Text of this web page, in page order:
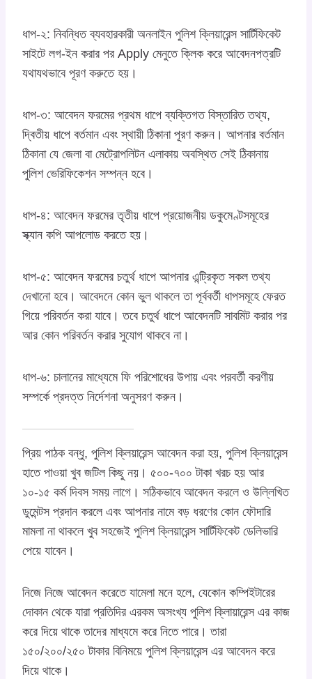
ধাপ-২: নিবন্ধিত ব্যবহারকারী অনলাইন পুলিশ ক্লিয়ারেন্স সার্টিফিকেট
সাইটে লগ-ইন করার পর Apply মেনুতে ক্লিক করে আবেদনপত্রটি
যথাযথভাবে পূরণ করুতে হয়।
ধাপ-৩: আবেদন ফরমের প্রথম ধাপে ব্যক্তিগত বিস্তারিত তথ্য,
দ্বিতীয় ধাপে বর্তমান এবং স্থায়ী ঠিকানা পূরণ করুন। আপনার বর্তমান
ঠিকানা যে জেলা বা মেট্রোপলিটন এলাকায় অবস্থিত সেই ঠিকানায়
পুলিশ ভেরিফিকেশন সম্পন্ন হবে।
ধাপ-৪: আবেদন ফরমের তৃতীয় ধাপে প্রয়োজনীয় ডকুমেণ্টসমূহের
স্ক্যান কপি আপলোড করতে হয়।
ধাপ-৫: আবেদন ফরমের চতুর্থ ধাপে আপনার এন্ট্রিকৃত সকল তথ্য
দেখানো হবে। আবেদনে কোন ভুল থাকলে তা পূর্ববর্তী ধাপসমূহে ফেরত
গিয়ে পরিবর্তন করা যাবে। তবে চতুর্থ ধাপে আবেদনটি সাবমিট করার পর
আর কোন পরিবর্তন করার সুযোগ থাকবে না।
ধাপ-৬: চালানের মাধ্যেমে ফি পরিশোধের উপায় এবং পরবর্তী করণীয়
সম্পর্কে প্রদত্ত নির্দেশনা অনুসরণ করুন।
প্রিয় পাঠক বন্ধু, পুলিশ ক্লিয়ারেন্স আবেদন করা হয়, পুলিশ ক্লিয়ারেন্স
হাতে পাওয়া খুব জটিল কিছু নয়। ৫০০-৭০০ টাকা খরচ হয় আর
১০-১৫ কর্ম দিবস সময় লাগে। সঠিকভাবে আবেদন করলে ও উল্লিখিত
ডুমেন্টস প্রদান করলে এবং আপনার নামে বড় ধরণের কোন ফৌদারি
মামলা না থাকলে খুব সহজেই পুলিশ ক্লিয়ারেন্স সার্টিফিকেট ডেলিভারি
পেয়ে যাবেন।
নিজে নিজে আবেদন করেতে যামেলা মনে হলে, যেকোন কম্পিইটারের
দোকান থেকে যারা প্রতিদির এরকম অসংখ্য পুলিশ ক্লিায়ারেন্স এর কাজ
করে দিয়ে থাকে তাদের মাধ্যমে করে নিতে পারে। তারা
১৫০/২০০/২৫০ টাকার বিনিময়ে পুলিশ ক্লিয়ারেন্স এর আবেদন করে
দিয়ে থাকে।